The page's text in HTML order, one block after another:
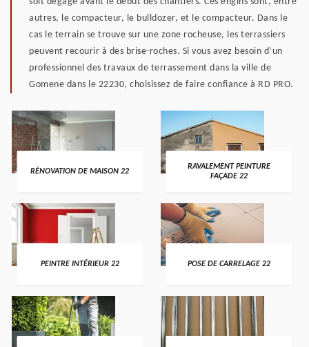
autres, le compacteur, le bulldozer, et le compacteur. Dans le
cas le terrain se trouve sur une zone rocheuse, les terrassiers
peuvent recourir à des brise-roches. Si vous avez besoin d’un
professionnel des travaux de terrassement dans la ville de
Gomene dans le 22230, choisissez de faire confiance à RD PRO.
RÉNOVATION DE MAISON 22
RAVALEMENT PEINTURE
FAÇADE 22
PEINTRE INTÉRIEUR 22 POSE DE CARRELAGE 22